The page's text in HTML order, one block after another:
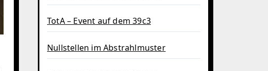
TotA – Event auf dem 39c3
Nullstellen im Abstrahlmuster